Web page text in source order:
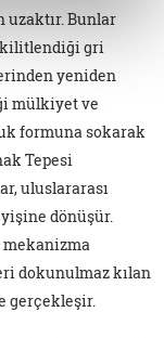
Bunlar
kilitlendiği gri
yeniden
mülkiyet ve
formuna sokarak
Tepesi
uluslararası
dönüşür.
dokunulmaz kılan
gerçekleşir.